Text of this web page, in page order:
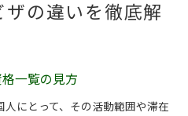
の違いを徹底解
一覧の見方
にとって、その活動範囲や滞在